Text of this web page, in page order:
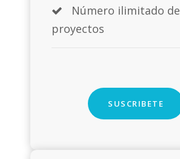
Número ilimitado de
proyectos
SUSCRIBETE